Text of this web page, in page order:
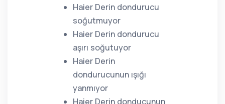
Haier Derin dondurucu
soğutmuyor
Haier Derin dondurucu
aşırı soğutuyor
Haier Derin
dondurucunun ışığı
yanmıyor
Haier Derin donducunun